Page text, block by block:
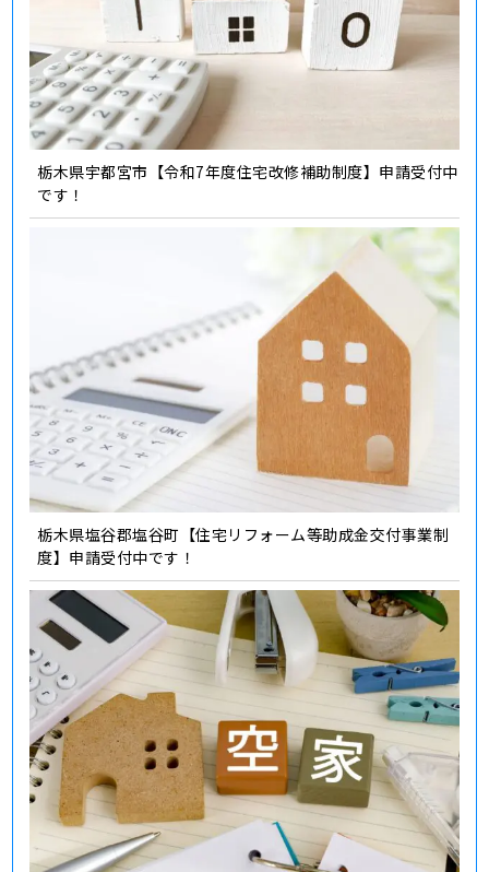
栃木県宇都宮市【令和7年度住宅改修補助制度】申請受付中
です！
栃木県塩谷郡塩谷町【住宅リフォーム等助成金交付事業制
度】申請受付中です！